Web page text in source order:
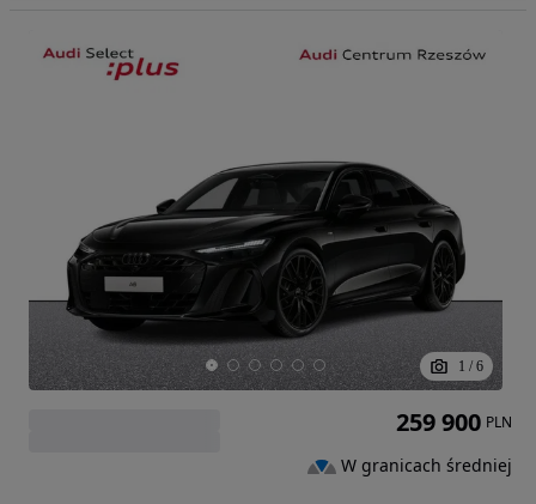
1 / 6
259 900 PLN
W granicach średniej